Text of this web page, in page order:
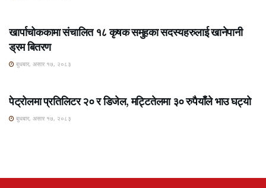
खार्पाचोककामा संचालित १८ कृषक समुहका सदस्यहरुलाई खानेपानी
ड्रम बितरण
बुधबार, असार १७, २०८३
पेट्रोलमा प्रतिलिटर २० र डिजेल, मट्टितेलमा ३० रुपैयाँले भाउ घट्यो
बुधबार, असार १७, २०८३